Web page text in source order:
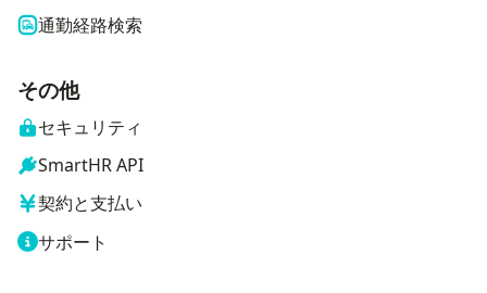
通勤経路検索
その他
セキュリティ
SmartHR API
契約と支払い
サポート